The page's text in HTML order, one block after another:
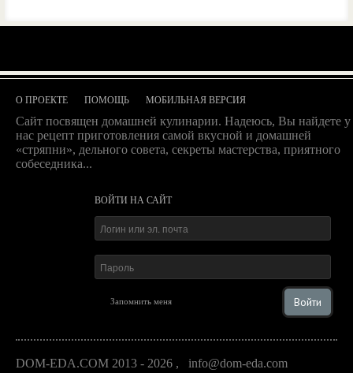
О ПРОЕКТЕ ПОМОЩЬ МОБИЛЬНАЯ ВЕРСИЯ
Сайт посвящен домашней кулинарии. Надеюсь, Вы найдете у
нас рецепт приготовления самой вкусной и домашней
«стряпни», дельного совета, секреты мастерства, приятного
собеседника...
ВОЙТИ НА САЙТ
Запомнить меня Войти
DOM-EDA.COM 2013 - 2026 , info@dom-eda.com